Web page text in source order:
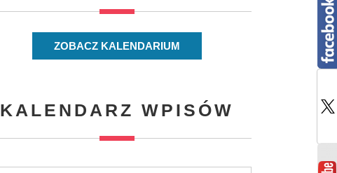
ZOBACZ KALENDARIUM
KALENDARZ WPISÓW